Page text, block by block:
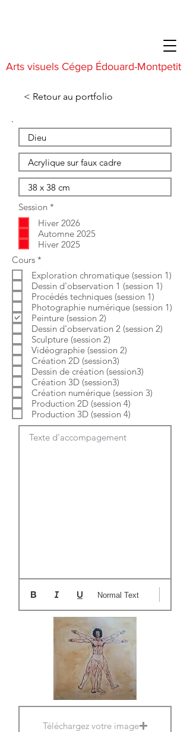
Arts visuels Cégep Édouard-Montpetit
< Retour au portfolio
Session *
l
i
g
a
i
r
e
Hiver 2026
Automne 2025
Hiver 2025
Cours *
l
i
g
a
t
o
i
r
e
Exploration chromatique (session 1)
Dessin d'observation 1 (session 1)
Procédés techniques (session 1)
Photographie numérique (session 1)
Peinture (session 2)
Dessin d'observation 2 (session 2)
Sculpture (session 2)
Vidéographie (session 2)
Création 2D (session3)
Dessin de création (session3)
Création 3D (session3)
Création numérique (session 3)
Production 2D (session 4)
Production 3D (session 4)
Texte d'accompagement
Normal Text
Téléchargez votre image